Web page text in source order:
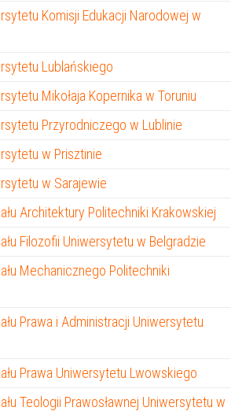
Komisji Edukacji Narodowej w
Lublańskiego
Mikołaja Kopernika w Toruniu
Przyrodniczego w Lublinie
w Prisztinie
w Sarajewie
Architektury Politechniki Krakowskiej
Filozofii Uniwersytetu w Belgradzie
Mechanicznego Politechniki
Prawa i Administracji Uniwersytetu
Prawa Uniwersytetu Lwowskiego
Teologii Prawosławnej Uniwersytetu w